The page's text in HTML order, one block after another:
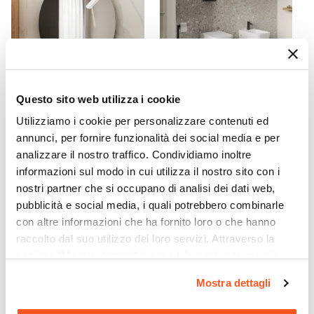
Questo sito web utilizza i cookie
Utilizziamo i cookie per personalizzare contenuti ed
annunci, per fornire funzionalità dei social media e per
analizzare il nostro traffico. Condividiamo inoltre
informazioni sul modo in cui utilizza il nostro sito con i
nostri partner che si occupano di analisi dei dati web,
pubblicità e social media, i quali potrebbero combinarle
con altre informazioni che ha fornito loro o che hanno
raccolto dal suo utilizzo dei loro servizi. Attraverso la
momento. Per maggiori informazioni si invita a leggere la
Mostra dettagli
Blu oceano
Caratteristiche
aperta
Lavabo
Incluso
Tipologia Lavabo
Integrato
Materiale Lavabo
Ceramica
Colore Lavabo
Bianco
101 x 46,5 cm
Specchio Ø80 cm con luce
led da 30 cm inclusa -
Raoled
€ 82,00
Sanitari sospesi in ceramica
Rimless e sedile copri wc
con chiusura softclose -
Agatea
€ 196,01